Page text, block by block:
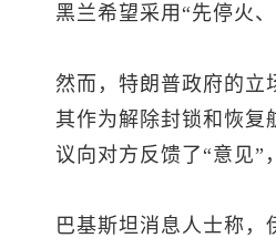
黑兰希望采用“先停火
然而，特朗普政府的立
其作为解除封锁和恢复
议向对方反馈了“意见”
巴基斯坦消息人士称